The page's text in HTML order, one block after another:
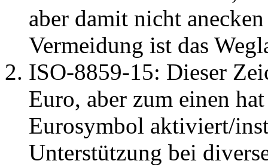
aber damit nicht
Vermeidung ist das
ISO-8859-15: Dieser
Euro, aber zum einen
Eurosymbol aktiviert/
Unterstützung bei